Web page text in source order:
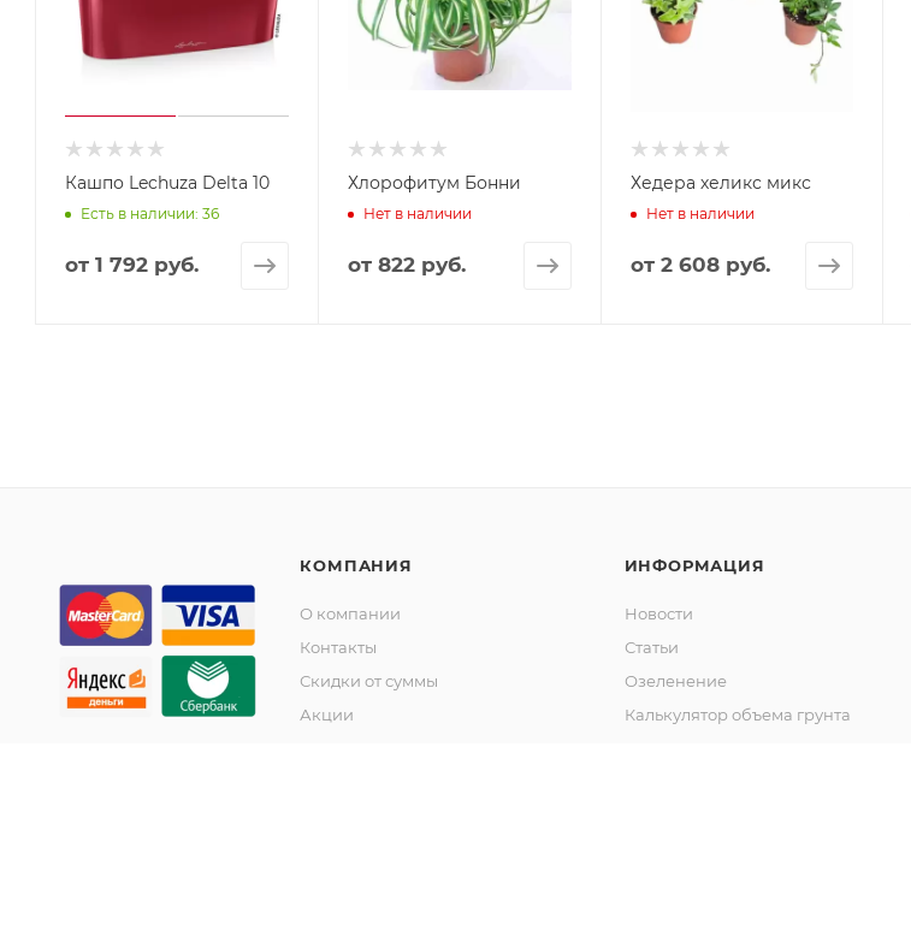
Кашпо Lechuza Delta 10
Есть в наличии: 36
от 1 792 руб.
Хлорофитум Бонни
Нет в наличии
от 822 руб.
Хедера хеликс микс
Нет в наличии
от 2 608 руб.
КОМПАНИЯ
О компании
Контакты
Скидки от суммы
Акции
ИНФОРМАЦИЯ
Новости
Статьи
Озеленение
Калькулятор объема грунта